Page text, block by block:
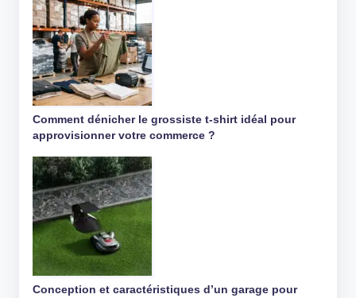
Comment dénicher le grossiste t-shirt idéal pour
approvisionner votre commerce ?
Conception et caractéristiques d’un garage pour